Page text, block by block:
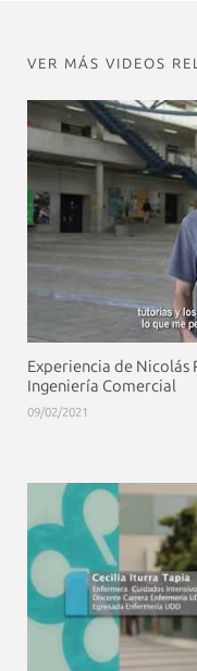
VER MÁS VIDEOS
Experiencia de
Ingeniería Comercial
09/02/2021